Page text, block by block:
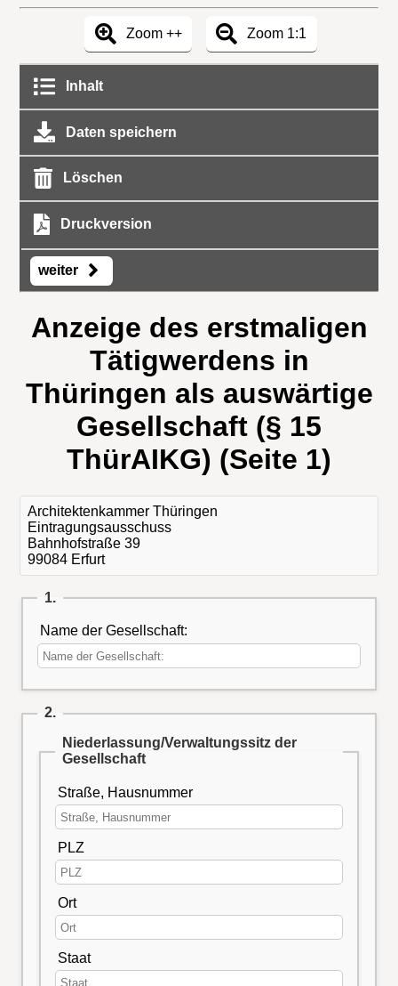
Zoom ++ Zoom 1:1
Inhalt
Daten speichern
Löschen
Druckversion
weiter
Anzeige des erstmaligen
Tätigwerdens in
Thüringen als auswärtige
Gesellschaft (§ 15
ThürAIKG) (Seite 1)
Architektenkammer Thüringen
Eintragungsausschuss
Bahnhofstraße 39
99084 Erfurt
1.
Name der Gesellschaft:
2.
Niederlassung/Verwaltungssitz der
Gesellschaft
Straße, Hausnummer
PLZ
Ort
Staat